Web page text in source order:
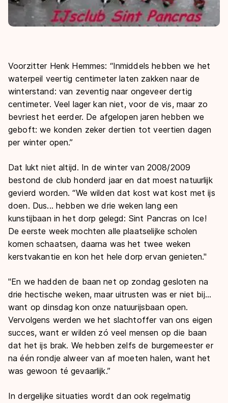
Voorzitter Henk Hemmes: “Inmiddels hebben we het
waterpeil veertig centimeter laten zakken naar de
winterstand: van zeventig naar ongeveer dertig
centimeter. Veel lager kan niet, voor de vis, maar zo
bevriest het eerder. De afgelopen jaren hebben we
geboft: we konden zeker dertien tot veertien dagen
per winter open.”
Dat lukt niet altijd. In de winter van 2008/2009
bestond de club honderd jaar en dat moest natuurlijk
gevierd worden. “We wilden dat kost wat kost met ijs
doen. Dus... hebben we drie weken lang een
kunstijbaan in het dorp gelegd: Sint Pancras on Ice!
De eerste week mochten alle plaatselijke scholen
komen schaatsen, daarna was het twee weken
kerstvakantie en kon het hele dorp ervan genieten."
"En we hadden de baan net op zondag gesloten na
drie hectische weken, maar uitrusten was er niet bij...
want op dinsdag kon onze natuurijsbaan open.
Vervolgens werden we het slachtoffer van ons eigen
succes, want er wilden zó veel mensen op die baan
dat het ijs brak. We hebben zelfs de burgemeester er
na één rondje alweer van af moeten halen, want het
was gewoon té gevaarlijk.”
In dergelijke situaties wordt dan ook regelmatig